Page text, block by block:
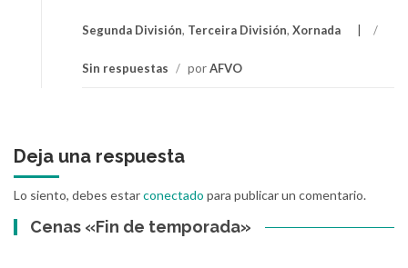
Segunda División, Terceira División, Xornada /
Sin respuestas / porAFVO
Deja una respuesta
Lo siento, debes estarconectado para publicar un comentario.
Cenas «Fin de temporada»